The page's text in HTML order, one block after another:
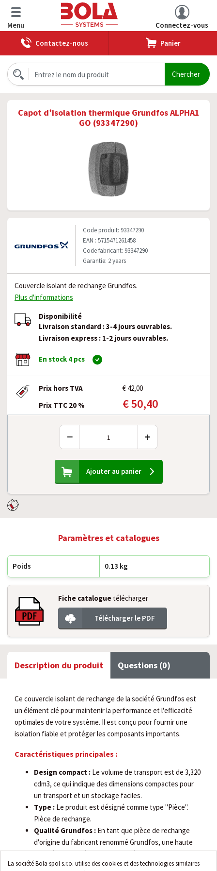
La société Bola spol s.r.o. utilise des cookies et des technologies similaires
Menu
Connectez-vous
Contactez-nous
Panier
Capot d’isolation thermique Grundfos ALPHA1
GO (93347290)
Code produit: 93347290
EAN : 5715471261458
Code fabricant: 93347290
Garantie: 2 years
Couvercle isolant de rechange Grundfos.
Plus d'informations
Disponibilité
Livraison standard : 3-4 jours ouvrables.
Livraison express : 1-2 jours ouvrables.
En stock 4 pcs
Prix hors TVA
€ 42,00
Prix TTC 20 %
€ 50,40
− +
Ajouter au panier
Paramètres et catalogues
Poids 0.13 kg
Fiche catalogue télécharger
Télécharger le PDF
Description du produit Questions (0)
Ce couvercle isolant de rechange de la société Grundfos est
un élément clé pour maintenir la performance et l'efficacité
optimales de votre système. Il est conçu pour fournir une
isolation fiable et protéger les composants importants.
Caractéristiques principales :
Design compact : Le volume de transport est de 3,320
cdm3, ce qui indique des dimensions compactes pour
un transport et un stockage faciles.
Type : Le produit est désigné comme type "Pièce".
Pièce de rechange.
Qualité Grundfos : En tant que pièce de rechange
d'origine du fabricant renommé Grundfos, une haute
qualité, durabilité et compatibilité sont garanties.